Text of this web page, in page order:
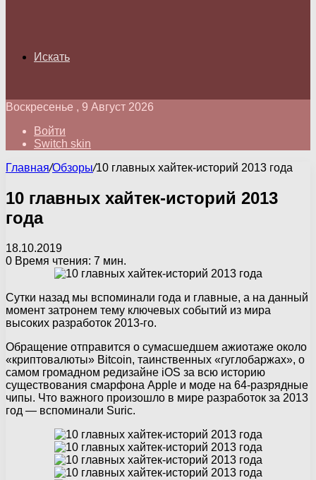
Искать
Воскресенье , 9 Август 2026
Войти
Switch skin
Главная/Обзоры/10 главных хайтек-историй 2013 года
10 главных хайтек-историй 2013
года
18.10.2019
0 Время чтения: 7 мин.
Сутки назад мы вспоминали года и главные, а на данный
момент затронем тему ключевых событий из мира
высоких разработок 2013-го.
Обращение отправится о сумасшедшем ажиотаже около
«криптовалюты» Bitcoin, таинственных «гуглобаржах», о
самом громадном редизайне iOS за всю историю
существования смарфона Apple и моде на 64-разрядные
чипы. Что важного произошло в мире разработок за 2013
год — вспоминали Suric.